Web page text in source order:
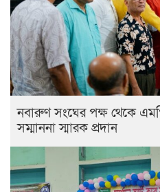
নবারুণ সংঘের পক্ষ থেকে
সম্মাননা স্মারক প্রদান